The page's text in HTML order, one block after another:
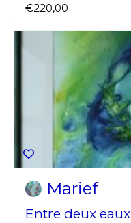
€220,00
Marief
Entre deux eaux